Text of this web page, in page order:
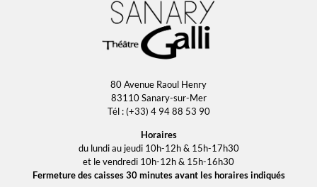
80 Avenue Raoul Henry
83110 Sanary-sur-Mer
Tél : (+33) 4 94 88 53 90
Horaires
du lundi au jeudi 10h-12h & 15h-17h30
et le vendredi 10h-12h & 15h-16h30
Fermeture des caisses 30 minutes avant les horaires indiqués